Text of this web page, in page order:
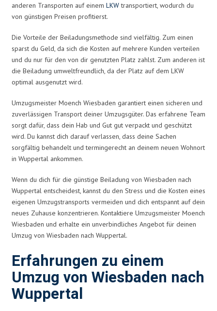
anderen Transporten auf einem LKWtransportiert, wodurch du
von günstigen Preisen profitierst.
Die Vorteile der Beiladungsmethode sind vielfältig. Zum einen
sparst du Geld, da sich die Kosten auf mehrere Kunden verteilen
und du nur für den von dir genutzten Platz zahlst. Zum anderen ist
die Beiladung umweltfreundlich, da der Platz auf dem LKW
optimal ausgenutzt wird.
Umzugsmeister Moench Wiesbaden garantiert einen sicheren und
zuverlässigen Transport deiner Umzugsgüter. Das erfahrene Team
sorgt dafür, dass dein Hab und Gut gut verpackt und geschützt
wird. Du kannst dich darauf verlassen, dass deine Sachen
sorgfältig behandelt und termingerecht an deinem neuen Wohnort
in Wuppertal ankommen.
Wenn du dich für die günstige Beiladung von Wiesbaden nach
Wuppertal entscheidest, kannst du den Stress und die Kosten eines
eigenen Umzugstransports vermeiden und dich entspannt auf dein
neues Zuhause konzentrieren. Kontaktiere Umzugsmeister Moench
Wiesbaden und erhalte ein unverbindliches Angebot für deinen
Umzug von Wiesbaden nach Wuppertal.
Erfahrungen zu einem
Umzug von Wiesbaden nach
Wuppertal